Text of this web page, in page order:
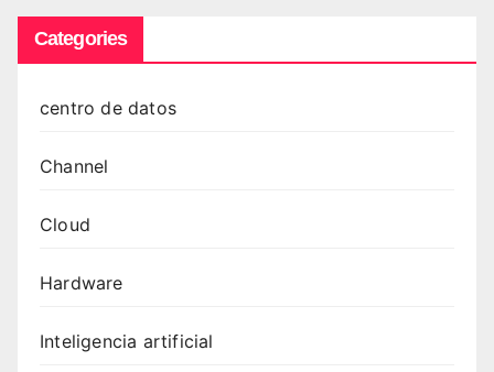
Categories
centro de datos
Channel
Cloud
Hardware
Inteligencia artificial